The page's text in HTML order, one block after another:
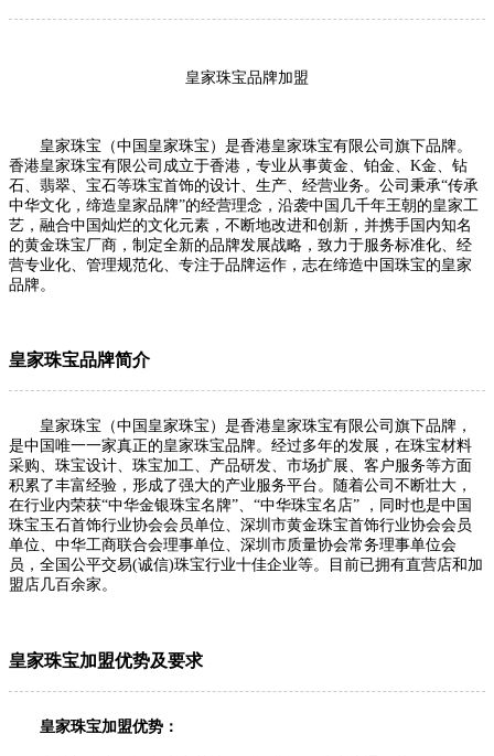
皇家珠宝品牌加盟
皇家珠宝（中国皇家珠宝）是香港皇家珠宝有限公司旗下品牌。
香港皇家珠宝有限公司成立于香港，专业从事黄金、铂金、K金、钻
石、翡翠、宝石等珠宝首饰的设计、生产、经营业务。公司秉承“传承
中华文化，缔造皇家品牌”的经营理念，沿袭中国几千年王朝的皇家工
艺，融合中国灿烂的文化元素，不断地改进和创新，并携手国内知名
的黄金珠宝厂商，制定全新的品牌发展战略，致力于服务标准化、经
营专业化、管理规范化、专注于品牌运作，志在缔造中国珠宝的皇家
品牌。
皇家珠宝品牌简介
皇家珠宝（中国皇家珠宝）是香港皇家珠宝有限公司旗下品牌，
是中国唯一一家真正的皇家珠宝品牌。经过多年的发展，在珠宝材料
采购、珠宝设计、珠宝加工、产品研发、市场扩展、客户服务等方面
积累了丰富经验，形成了强大的产业服务平台。随着公司不断壮大，
在行业内荣获“中华金银珠宝名牌”、“中华珠宝名店” ，同时也是中国
珠宝玉石首饰行业协会会员单位、深圳市黄金珠宝首饰行业协会会员
单位、中华工商联合会理事单位、深圳市质量协会常务理事单位会
员，全国公平交易(诚信)珠宝行业十佳企业等。目前已拥有直营店和加
盟店几百余家。
皇家珠宝加盟优势及要求
皇家珠宝加盟优势：